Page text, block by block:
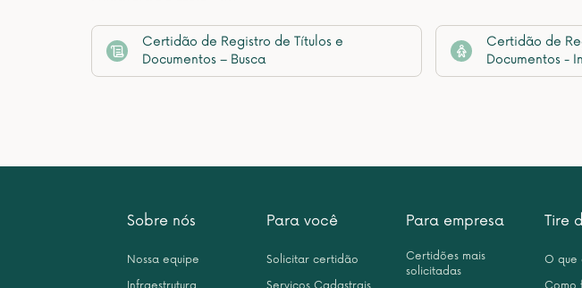
Certidão de Registro de Títulos e
Documentos – Busca
Certidão de
Documentos -
Sobre nós
Nossa equipe
Para você
Solicitar certidão
Para empresa
Certidões mais
solicitadas
Tire
O que